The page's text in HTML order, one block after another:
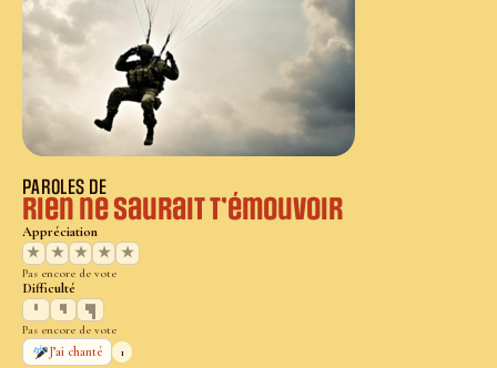
PAROLES DE
Rien ne saurait t’émouvoir
Appréciation
★
★ ★ ★ ★
Pas encore de vote
Difficulté
Pas encore de vote
J’ai chanté
1